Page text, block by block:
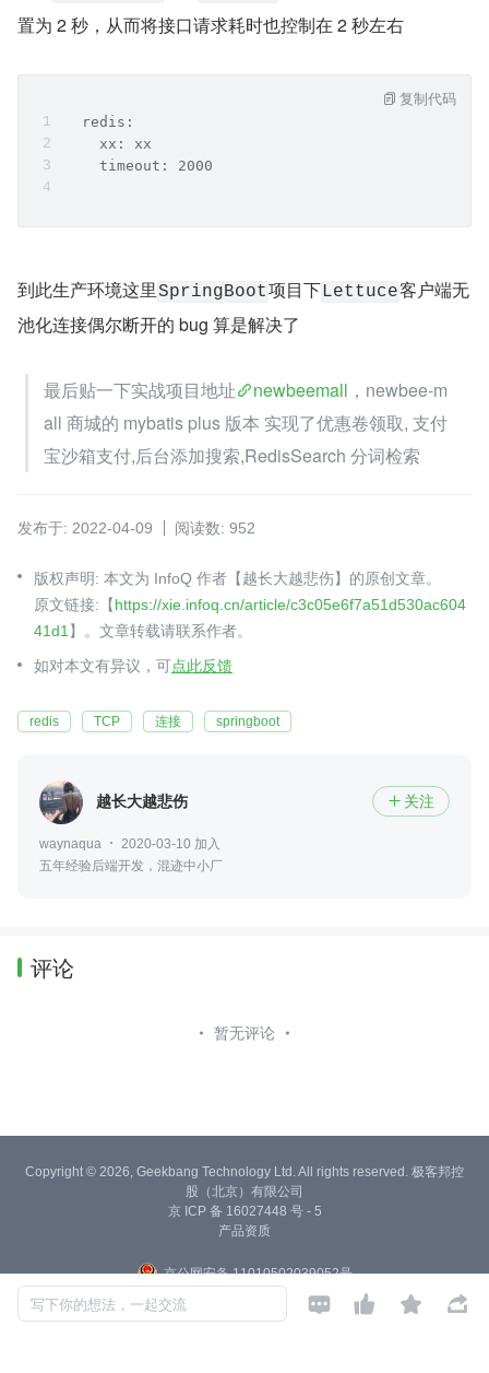
置为 2 秒，从而将接口请求耗时也控制在 2 秒左右
  redis:
    xx: xx
    timeout: 2000
复制代码
到此生产环境这里SpringBoot项目下 Lettuce客户端无
池化连接偶尔断开的 bug 算是解决了
最后贴一下实战项目地址 newbeemall ，newbee-m
all 商城的 mybatis plus 版本 实现了优惠卷领取, 支付
宝沙箱支付,后台添加搜索,RedisSearch 分词检索
发布于: 2022-04-09 阅读数: 952
版权声明: 本文为 InfoQ 作者【越长大越悲伤】的原创文章。
原文链接:【https://xie.infoq.cn/article/c3c05e6f7a51d530ac604
41d1 】。文章转载请联系作者。
如对本文有异议，可点此反馈
redis TCP 连接 springboot
越长大越悲伤  关注
waynaqua
2020-03-10 加入
五年经验后端开发，混迹中小厂
评论
暂无评论
写下你的想法，一起交流    
Copyright © 2026, Geekbang Technology Ltd. All rights reserved. 极客邦控
股（北京）有限公司
京 ICP 备 16027448 号 - 5
产品资质
京公网安备 11010502039052号